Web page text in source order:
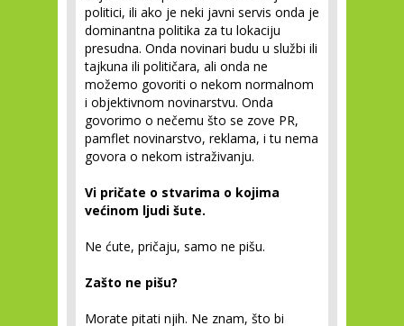
politici, ili ako je neki javni servis onda je
dominantna politika za tu lokaciju
presudna. Onda novinari budu u službi ili
tajkuna ili političara, ali onda ne
možemo govoriti o nekom normalnom
i objektivnom novinarstvu. Onda
govorimo o nečemu što se zove PR,
pamflet novinarstvo, reklama, i tu nema
govora o nekom istraživanju.
Vi pričate o stvarima o kojima
većinom ljudi šute.
Ne ćute, pričaju, samo ne pišu.
Zašto ne pišu?
Morate pitati njih. Ne znam, što bi